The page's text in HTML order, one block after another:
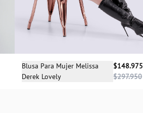
Selecciona una talla
Blusa Para Mujer Melissa
Derek Lovely
$148.975
$297.950